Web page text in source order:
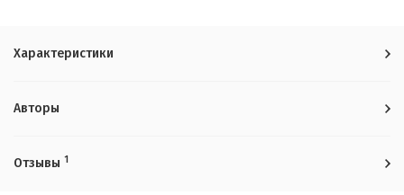
Характеристики
Авторы
Отзывы 1